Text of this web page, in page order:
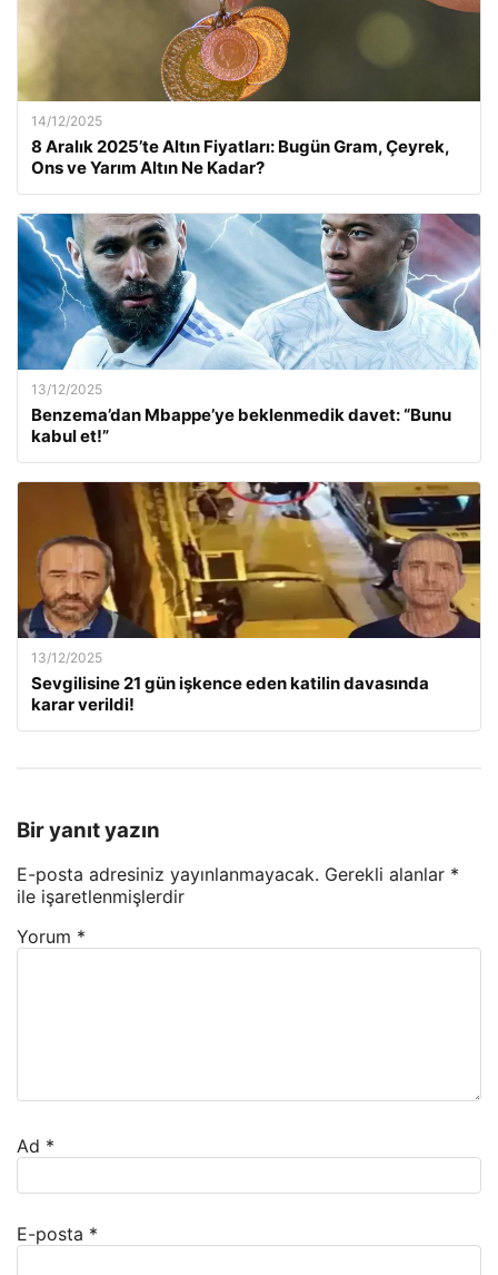
14/12/2025
8 Aralık 2025’te Altın Fiyatları: Bugün Gram, Çeyrek,
Ons ve Yarım Altın Ne Kadar?
13/12/2025
Benzema’dan Mbappe’ye beklenmedik davet: “Bunu
kabul et!”
13/12/2025
Sevgilisine 21 gün işkence eden katilin davasında
karar verildi!
Bir yanıt yazın
E-posta adresiniz yayınlanmayacak. Gerekli alanlar *
ile işaretlenmişlerdir
Yorum *
Ad *
E-posta *